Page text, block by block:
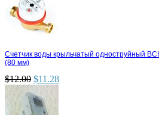
Счетчик воды крыльчатый одноструйный
(80 мм)
$12.00 $11.28